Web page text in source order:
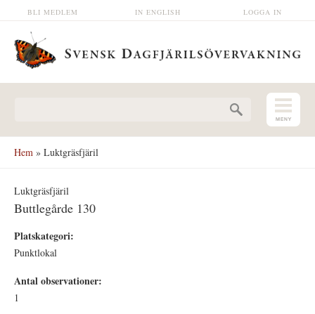
Hoppa till huvudinnehåll LOGGA IN
IN ENGLISH
BLI MEDLEM
Hem » Luktgräsfjäril
Luktgräsfjäril
Buttlegårde 130
Platskategori:
Punktlokal
Antal observationer:
1